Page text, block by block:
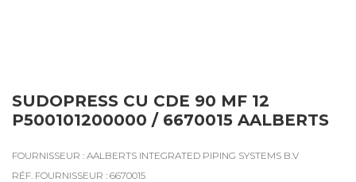
SUDOPRESS CU CDE 90 MF 12
P500101200000 / 6670015 AALBERTS
FOURNISSEUR : AALBERTS INTEGRATED PIPING SYSTEMS B.V
RÉF. FOURNISSEUR : 6670015